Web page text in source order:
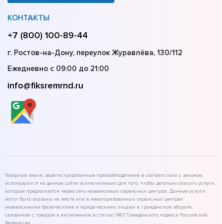
КОНТАКТЫ
+7 (800) 100-89-44
г. Ростов-на-Дону, переулок Журавлёва, 130/112
Ежедневно с 09:00 до 21:00
info@fiksremrnd.ru
Товарные знаки, зарегистрированные правообладателем в соответствии с законом,
используются на данном сайте исключительно для того, чтобы детально описать услуги,
которые предлагаются через сеть независимых сервисных центров. Данные услуги
могут быть оказаны на месте или в неавторизованных сервисных центрах
независимыми физическими и юридическими лицами в гражданском обороте,
связанном с товаром и включенном в статью 1487 Гражданского кодекса Российской